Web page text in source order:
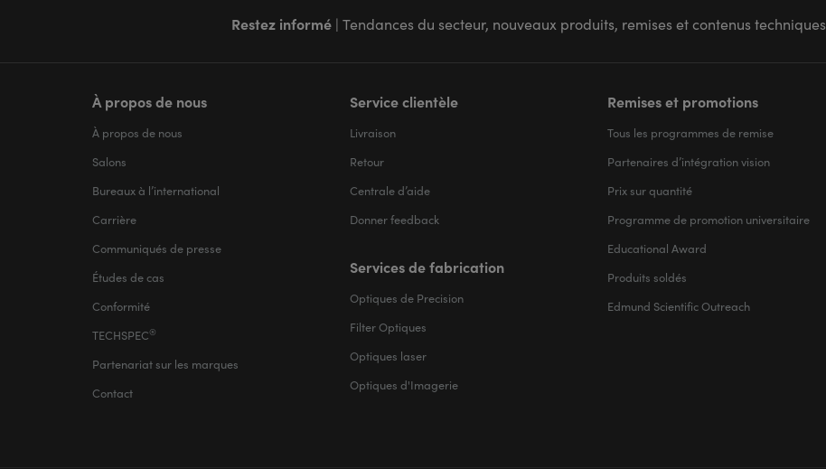
Restez informé | Tendances du secteur, nouveaux produits, remises et contenus techniques
À propos de nous
À propos de nous
Salons
Bureaux à l’international
Carrière
Communiqués de presse
Études de cas
Conformité
TECHSPEC®
Partenariat sur les marques
Contact
Service clientèle
Livraison
Retour
Centrale d’aide
Donner feedback
Services de fabrication
Optiques de Precision
Filter Optiques
Optiques laser
Optiques d'Imagerie
Remises et promotions
Tous les programmes de remise
Partenaires d’intégration vision
Prix sur quantité
Programme de promotion universitaire
Educational Award
Produits soldés
Edmund Scientific Outreach